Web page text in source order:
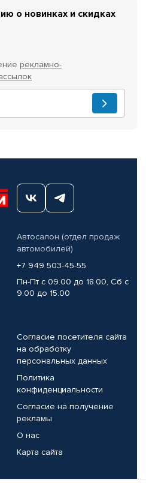
о новинках и скидках
рекламно-
Автосалон (отдел продаж
автомобилей)
+7 949 503-45-55
Пн-Пт с 09.00 до 18.00, Сб с
9.00 до 15.00
Согласие посетителя сайта
на обработку
персональных данных
Политика
конфиденциальности
Согласие на получение
рекламы
О нас
Карта сайта